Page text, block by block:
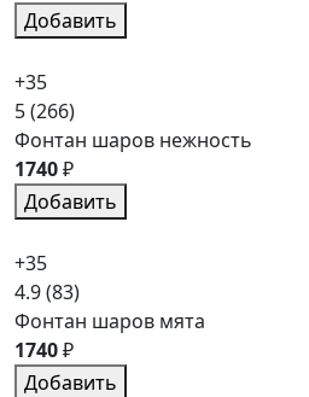
Добавить
+35
5(266)
Фонтан шаров нежность
1740₽
Добавить
+35
4.9(83)
Фонтан шаров мята
1740₽
Добавить